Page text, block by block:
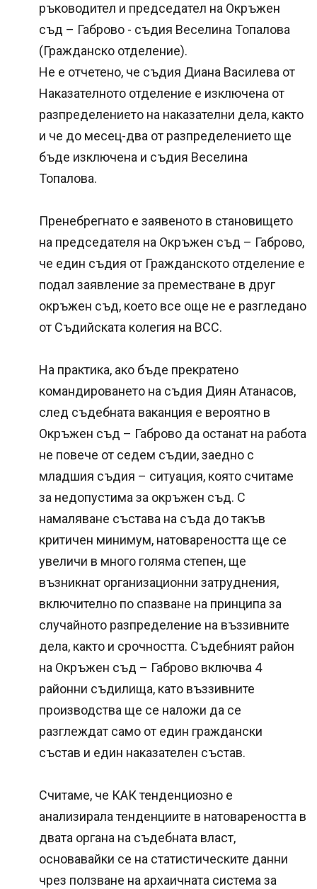
ръководител и председател на Окръжен
съд – Габрово - съдия Веселина Топалова
(Гражданско отделение).
Не е отчетено, че съдия Диана Василева от
Наказателното отделение е изключена от
разпределението на наказателни дела, както
и че до месец-два от разпределението ще
бъде изключена и съдия Веселина
Топалова.
Пренебрегнато е заявеното в становището
на председателя на Окръжен съд – Габрово,
че един съдия от Гражданското отделение е
подал заявление за преместване в друг
окръжен съд, което все още не е разгледано
от Съдийската колегия на ВСС.
На практика, ако бъде прекратено
командироването на съдия Диян Атанасов,
след съдебната ваканция е вероятно в
Окръжен съд – Габрово да останат на работа
не повече от седем съдии, заедно с
младшия съдия – ситуация, която считаме
за недопустима за окръжен съд. С
намаляване състава на съда до такъв
критичен минимум, натовареността ще се
увеличи в много голяма степен, ще
възникнат организационни затруднения,
включително по спазване на принципа за
случайното разпределение на въззивните
дела, както и срочността. Съдебният район
на Окръжен съд – Габрово включва 4
районни съдилища, като въззивните
производства ще се наложи да се
разглеждат само от един граждански
състав и един наказателен състав.
Считаме, че КАК тенденциозно е
анализирала тенденциите в натовареността в
двата органа на съдебната власт,
основавайки се на статистическите данни
чрез ползване на архаичната система за